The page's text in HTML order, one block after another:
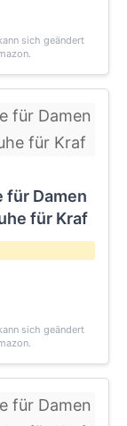
sich geändert
Damen
für Kraf
sich geändert